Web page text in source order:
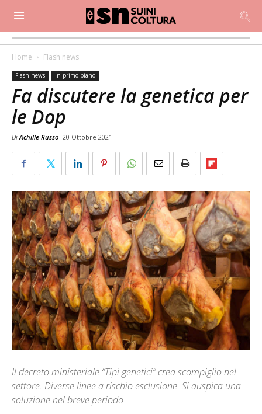
Home Flash news
Flash news In primo piano
Fa discutere la genetica per
le Dop
DiAchille Russo 20 Ottobre 2021
Il decreto ministeriale “Tipi genetici” crea scompiglio nel
settore. Diverse linee a rischio esclusione. Si auspica una
soluzione nel breve periodo